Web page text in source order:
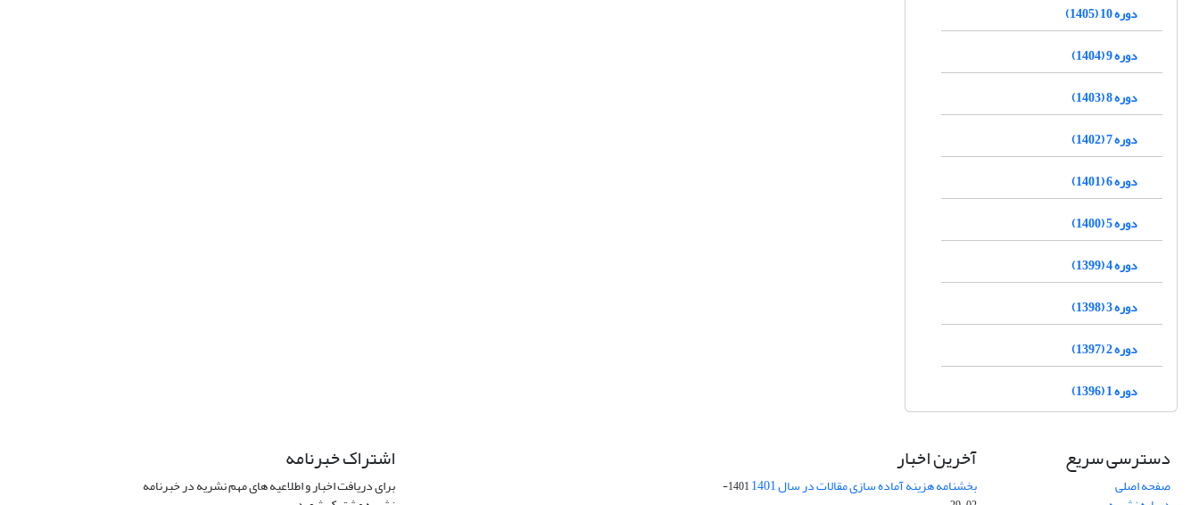
دوره 10 (1405)
دوره 9 (1404)
دوره 8 (1403)
دوره 7 (1402)
دوره 6 (1401)
دوره 5 (1400)
دوره 4 (1399)
دوره 3 (1398)
دوره 2 (1397)
دوره 1 (1396)
دسترسی سریع
صفحه اصلی
آخرین اخبار
بخشنامه هزینه آماده سازی مقالات در سال 1401
1401-
اشتراک خبرنامه
برای دریافت اخبار و اطلاعیه های مهم نشریه در خبرنامه